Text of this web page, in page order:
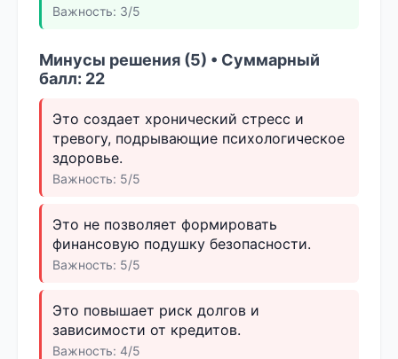
Важность: 3/5
Минусы решения (5) • Суммарный
балл: 22
Это создает хронический стресс и
тревогу, подрывающие психологическое
здоровье.
Важность: 5/5
Это не позволяет формировать
финансовую подушку безопасности.
Важность: 5/5
Это повышает риск долгов и
зависимости от кредитов.
Важность: 4/5